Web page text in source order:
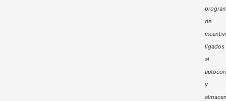
de
ligados
al
y